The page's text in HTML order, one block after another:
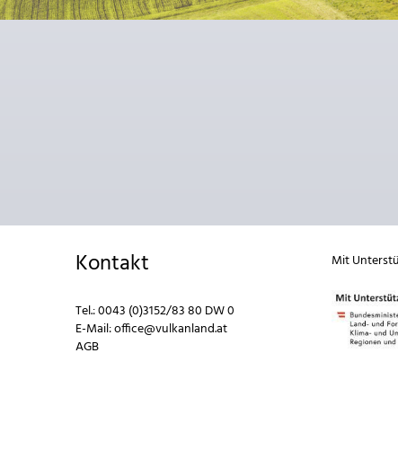
Kontakt
Tel.:0043 (0)3152/83 80 DW 0
E-Mail:office@vulkanland.at
AGB
Mit